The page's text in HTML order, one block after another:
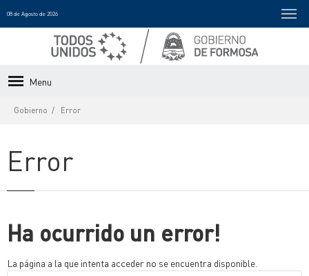
08 de Agosto de 2026
Menu
Gobierno Error
Error
Ha ocurrido un error!
La página a la que intenta acceder no se encuentra disponible.